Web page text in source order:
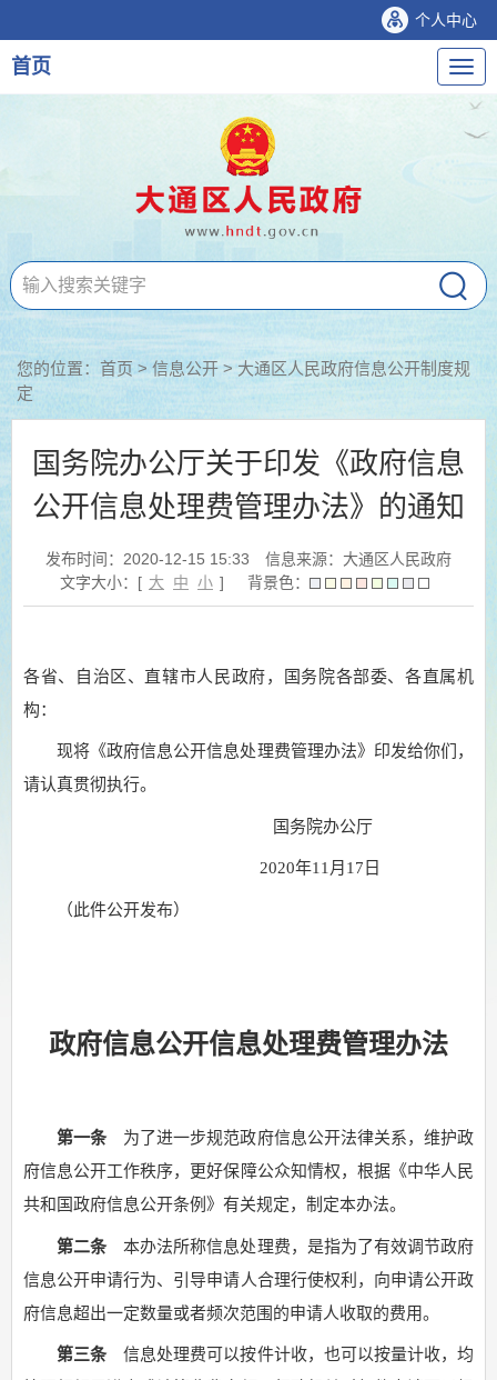
个人中心
导
航
首页
您的位置： 首页>信息公开> 大通区人民政府信息公开制度规
定
国务院办公厅关于印发《政府信息
公开信息处理费管理办法》的通知
发布时间：2020-12-15 15:33
信息来源：大通区人民政府
文字大小：[ 大 中 小 ] 背景色：
各省、自治区、直辖市人民政府，国务院各部委、各直属机
构：
现将《政府信息公开信息处理费管理办法》印发给你们，
请认真贯彻执行。
国务院办公厅
2020年11月17日
（此件公开发布）
政府信息公开信息处理费管理办法
第一条为了进一步规范政府信息公开法律关系，维护政
府信息公开工作秩序，更好保障公众知情权，根据《中华人民
共和国政府信息公开条例》有关规定，制定本办法。
第二条本办法所称信息处理费，是指为了有效调节政府
信息公开申请行为、引导申请人合理行使权利，向申请公开政
府信息超出一定数量或者频次范围的申请人收取的费用。
第三条信息处理费可以按件计收，也可以按量计收，均